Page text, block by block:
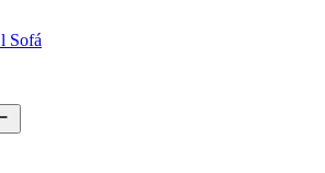
el